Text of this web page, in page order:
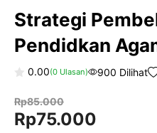
Strategi
Pendidkan
o
u
o
0.00(0Ulasan) 900 Dilihat
Rp85.000
Original
Rp75.000